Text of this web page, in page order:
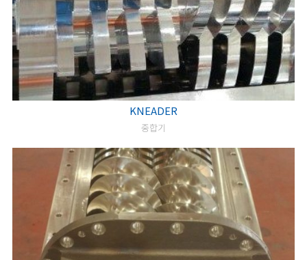
KNEADER
중합기